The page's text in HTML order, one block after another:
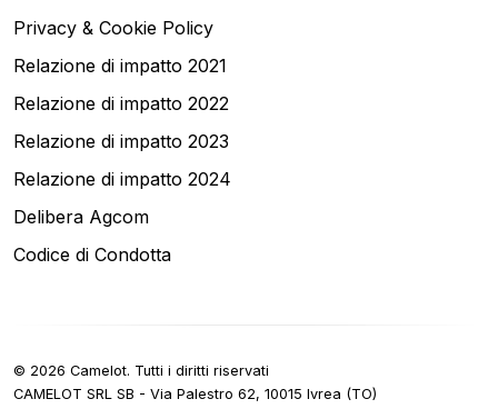
Privacy & Cookie Policy
Relazione di impatto 2021
Relazione di impatto 2022
Relazione di impatto 2023
Relazione di impatto 2024
Delibera Agcom
Codice di Condotta
© 2026 Camelot. Tutti i diritti riservati
CAMELOT SRL SB - Via Palestro 62, 10015 Ivrea (TO)